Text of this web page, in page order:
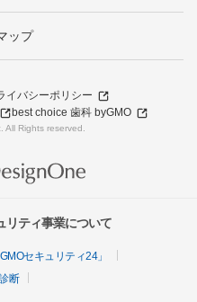
ップ
イバシーポリシー
best choice 歯科 byGMO
Rights reserved.
リティ事業について
セキュリティ24」
断